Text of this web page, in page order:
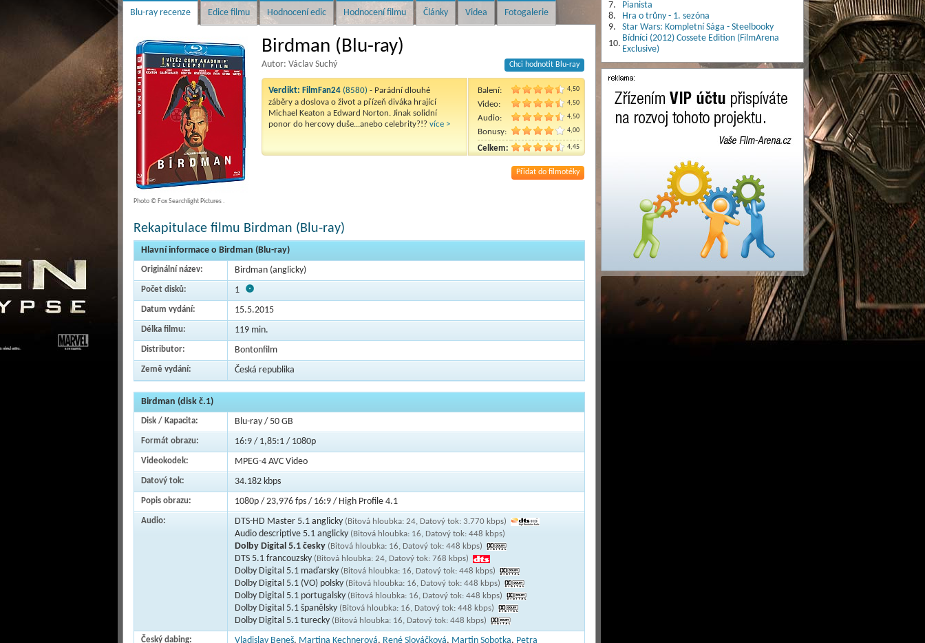
Blu-ray recenze Edice filmu Hodnocení edic Hodnocení filmu Články Videa Fotogalerie
Birdman (Blu-ray)
Autor: Václav Suchý Chci hodnotit Blu-ray
Verdikt: FilmFan24 (8580) - Parádní dlouhé
záběry a doslova o život a přízeň diváka hrající
Michael Keaton a Edward Norton. Jinak solidní
ponor do hercovy duše...anebo celebrity?!? více >
Balení: 4,50
Video: 4,50
Audio: 4,50
Bonusy: 4,00
Celkem: 4,45
Přidat do filmotéky
Photo © Fox Searchlight Pictures .
Rekapitulace filmu Birdman (Blu-ray)
Hlavní informace o Birdman (Blu-ray)
Originální název: Birdman (anglicky)
Počet disků: 1
Datum vydání: 15.5.2015
Délka filmu: 119 min.
Distributor: Bontonfilm
Země vydání: Česká republika
Birdman (disk č.1)
Disk / Kapacita: Blu-ray / 50 GB
Formát obrazu: 16:9 / 1,85:1 / 1080p
Videokodek: MPEG-4 AVC Video
Datový tok: 34.182 kbps
Popis obrazu: 1080p / 23,976 fps / 16:9 / High Profile 4.1
Audio: DTS-HD Master 5.1 anglicky (Bitová hloubka: 24, Datový tok: 3.770 kbps)
Audio descriptive 5.1 anglicky (Bitová hloubka: 16, Datový tok: 448 kbps)
Dolby Digital 5.1 česky (Bitová hloubka: 16, Datový tok: 448 kbps)
DTS 5.1 francouzsky (Bitová hloubka: 24, Datový tok: 768 kbps)
Dolby Digital 5.1 maďarsky (Bitová hloubka: 16, Datový tok: 448 kbps)
Dolby Digital 5.1 (VO) polsky (Bitová hloubka: 16, Datový tok: 448 kbps)
Dolby Digital 5.1 portugalsky (Bitová hloubka: 16, Datový tok: 448 kbps)
Dolby Digital 5.1 španělsky (Bitová hloubka: 16, Datový tok: 448 kbps)
Dolby Digital 5.1 turecky (Bitová hloubka: 16, Datový tok: 448 kbps)
Český dabing: Vladislav Beneš, Martina Kechnerová, René Slováčková, Martin Sobotka, Petra
7.
Pianista
8.
Hra o trůny - 1. sezóna
9.
Star Wars: Kompletní Sága - Steelbooky
10.
Bídníci (2012) Cossete Edition (FilmArena
Exclusive)